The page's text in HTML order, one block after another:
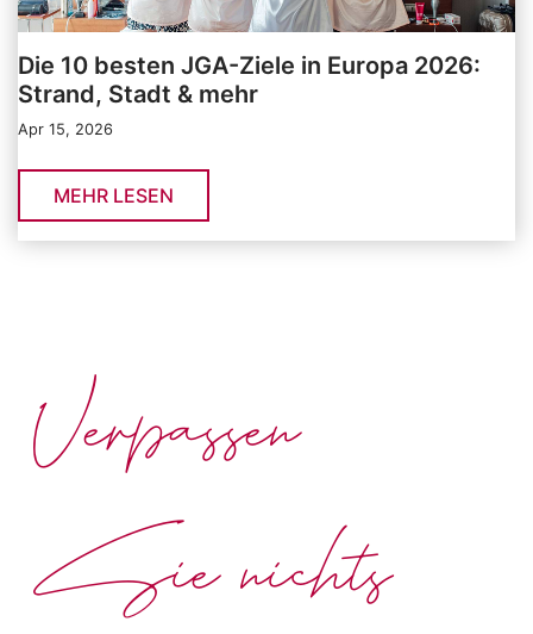
Die 10 besten JGA-Ziele in Europa 2026:
Strand, Stadt & mehr
Apr 15, 2026
MEHR LESEN
Verpassen
Sie nichts